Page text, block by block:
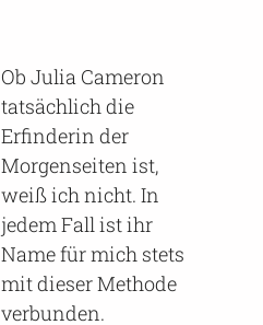
Ob Julia Cameron
tatsächlich die
Erfinderin der
Morgenseiten ist,
weiß ich nicht. In
jedem Fall ist ihr
Name für mich stets
mit dieser Methode
verbunden.